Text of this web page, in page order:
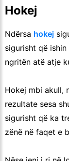
Hokej
Ndërsa hokej
sigurisht që
ngritën atë atje
Hokej mbi akull,
rezultate sesa
sigurisht që ka
zënë në faqet e